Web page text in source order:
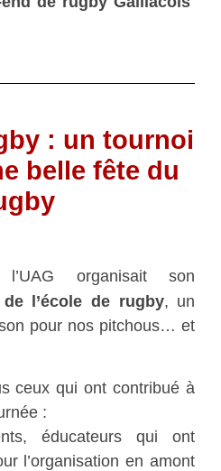
: un tournoi
belle fête du
organisait son
l’école de rugby, un
pour nos pitchous… et
ceux qui ont contribué à
:
éducateurs qui ont
l’organisation en amont